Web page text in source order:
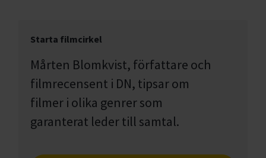
Starta filmcirkel
Mårten Blomkvist, författare och
filmrecensent i DN, tipsar om
filmer i olika genrer som
garanterat leder till samtal.